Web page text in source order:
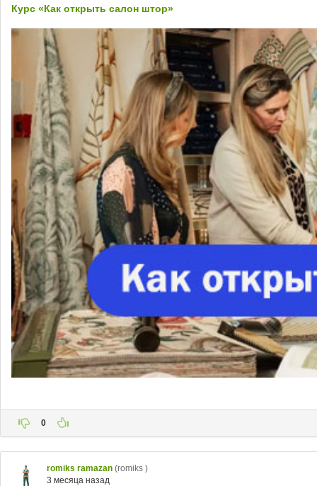
Курс «Как открыть салон штор»
0
romiks ramazan (romiks )
3 месяца назад